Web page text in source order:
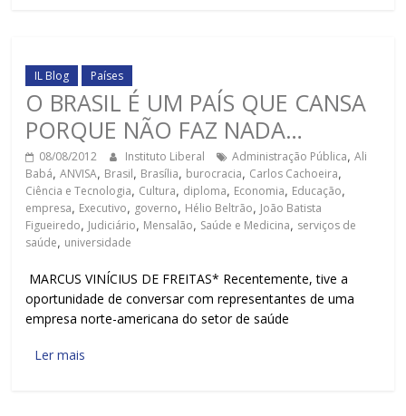
IL Blog Países
O BRASIL É UM PAÍS QUE CANSA
PORQUE NÃO FAZ NADA…
08/08/2012 Instituto Liberal Administração Pública,Ali
Babá,ANVISA, Brasil, Brasília, burocracia, Carlos Cachoeira,
Ciência e Tecnologia, Cultura, diploma, Economia, Educação,
empresa, Executivo, governo, Hélio Beltrão, João Batista
Figueiredo, Judiciário, Mensalão, Saúde e Medicina, serviços de
saúde, universidade
MARCUS VINÍCIUS DE FREITAS* Recentemente, tive a
oportunidade de conversar com representantes de uma
empresa norte-americana do setor de saúde
Ler mais